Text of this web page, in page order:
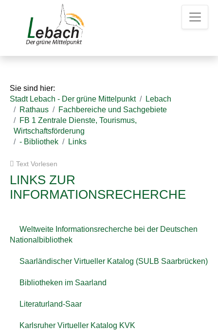
u
h
K
Sie sind hier:
Stadt Lebach - Der grüne Mittelpunkt
Lebach
Rathaus
Fachbereiche und Sachgebiete
FB 1 Zentrale Dienste, Tourismus,
Wirtschaftsförderung
- Bibliothek
Links
Text Vorlesen
LINKS ZUR
INFORMATIONSRECHERCHE
Weltweite Informationsrecherche bei der Deutschen
Nationalbibliothek
Saarländischer Virtueller Katalog (SULB Saarbrücken)
Bibliotheken im Saarland
Literaturland-Saar
Karlsruher Virtueller Katalog KVK